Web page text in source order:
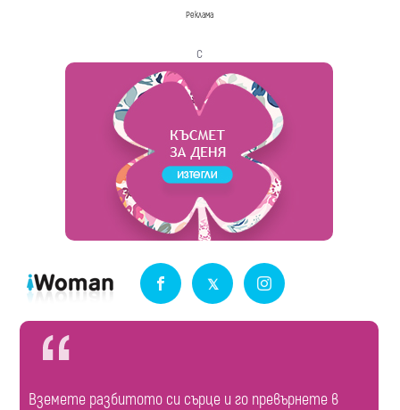
Реклама
с
Вземете разбитото си сърце и го превърнете в